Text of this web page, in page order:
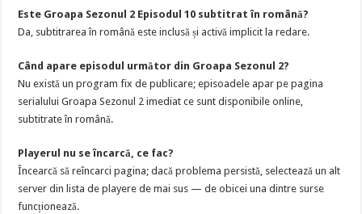
Este Groapa Sezonul 2 Episodul 10 subtitrat în română?
Da, subtitrarea în română este inclusă și activă implicit la redare.
Când apare episodul următor din Groapa Sezonul 2?
Nu există un program fix de publicare; episoadele apar pe pagina
serialului Groapa Sezonul 2 imediat ce sunt disponibile online,
subtitrate în română.
Playerul nu se încarcă, ce fac?
Încearcă să reîncarci pagina; dacă problema persistă, selectează un alt
server din lista de playere de mai sus — de obicei una dintre surse
funcționează.